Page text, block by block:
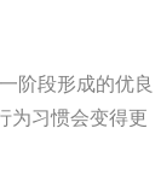
阶段形成的优良
为习惯会变得更